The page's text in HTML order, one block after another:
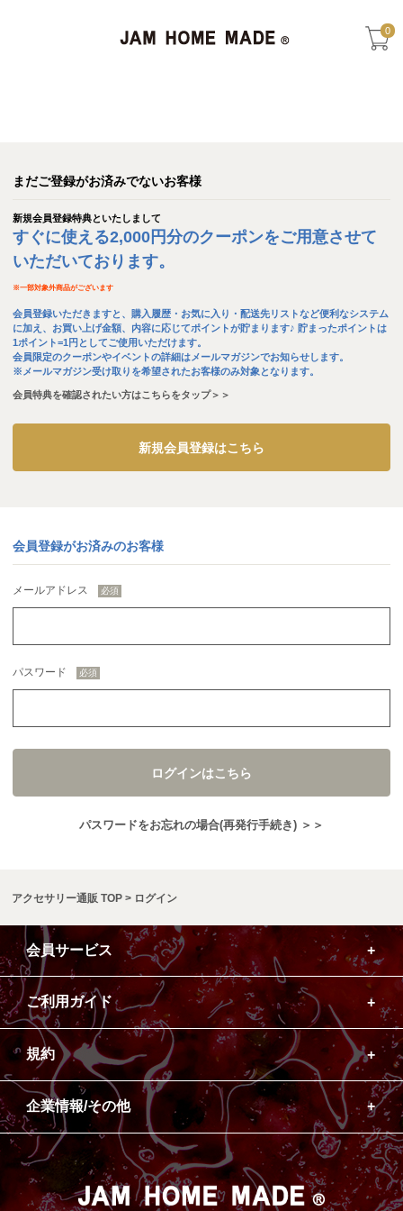
0
まだご登録がお済みでないお客様
新規会員登録特典といたしまして
すぐに使える2,000円分のクーポンをご用意させて
いただいております。
※一部対象外商品がございます
会員登録いただきますと、購入履歴・お気に入り・配送先リストなど便利なシステム
に加え、お買い上げ金額、内容に応じてポイントが貯まります♪ 貯まったポイントは
1ポイント=1円としてご使用いただけます。
会員限定のクーポンやイベントの詳細はメールマガジンでお知らせします。
※メールマガジン受け取りを希望されたお客様のみ対象となります。
会員特典を確認されたい方はこちらをタップ＞＞
新規会員登録はこちら
会員登録がお済みのお客様
メールアドレス
パスワード
ログインはこちら
パスワードをお忘れの場合(再発行手続き) ＞＞
アクセサリー通販 TOP ログイン
会員サービス
ご利用ガイド
規約
企業情報/その他